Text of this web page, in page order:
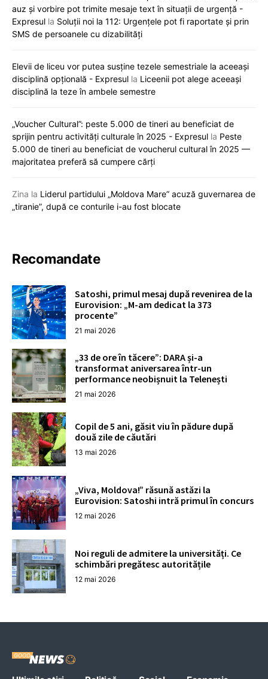
auz și vorbire pot trimite mesaje text în situații de urgență -
Expresul la Soluții noi la 112: Urgențele pot fi raportate și prin
SMS de persoanele cu dizabilități
Elevii de liceu vor putea susține tezele semestriale la aceeași
disciplină opțională - Expresul la Liceenii pot alege aceeași
disciplină la teze în ambele semestre
„Voucher Cultural”: peste 5.000 de tineri au beneficiat de
sprijin pentru activități culturale în 2025 - Expresul la Peste
5.000 de tineri au beneficiat de voucherul cultural în 2025 —
majoritatea preferă să cumpere cărți
Zina la Liderul partidului „Moldova Mare” acuză guvernarea de
„tiranie”, după ce conturile i-au fost blocate
Recomandate
Satoshi, primul mesaj după revenirea de la
Eurovision: „M-am dedicat la 373
procente”
21 mai 2026
„33 de ore în tăcere”: DARA și-a
transformat aniversarea într-un
performance neobișnuit la Telenești
21 mai 2026
Copil de 5 ani, găsit viu în pădure după
două zile de căutări
13 mai 2026
„Viva, Moldova!” răsună astăzi la
Eurovision: Satoshi intră primul în concurs
12 mai 2026
Noi reguli de admitere la universități. Ce
schimbări pregătesc autoritățile
12 mai 2026